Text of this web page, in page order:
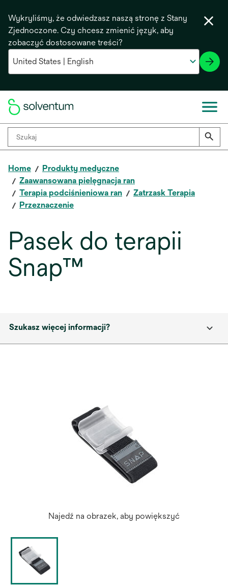
Wykryliśmy, że odwiedzasz naszą stronę z Stany
Zjednoczone. Czy chcesz zmienić język, aby
zobaczyć dostosowane treści?
Home
Produkty medyczne
Zaawansowana pielęgnacja ran
Terapia podciśnieniowa ran
Zatrzask Terapia
Przeznaczenie
Pasek do terapii
Snap™
Szukasz więcej informacji?
Najedź na obrazek, aby powiększyć